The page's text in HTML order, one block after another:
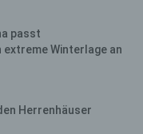
passt
Winterlage an
Herrenhäuser
korrekt
(3) die dauerhafte
zu
Strafverfolgung
Diese